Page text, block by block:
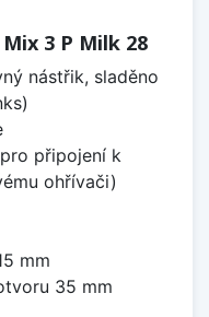
3 P Milk 28
nástřik, sladěno
připojení k
ohřívači)
mm
35 mm